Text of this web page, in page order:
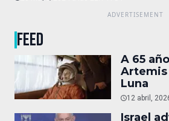
FEED
A 65
Artemis
Luna
12 abril,
Israel